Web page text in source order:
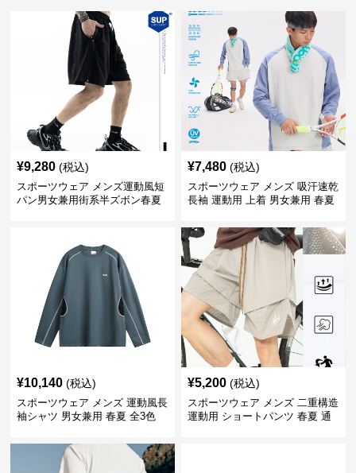
¥9,280 (税込)
スポーツウェア メンズ運動風短
パン男女兼用街系半ズボン春夏
¥7,480 (税込)
スポーツウェア メンズ 吸汗速乾
長袖 運動用 上着 男女兼用 春夏
¥10,140 (税込)
スポーツウェア メンズ 運動風長
袖シャツ 男女兼用 春夏 全3色
¥5,200 (税込)
スポーツウェア メンズ 二重構造
運動用 ショートパンツ 春夏 通